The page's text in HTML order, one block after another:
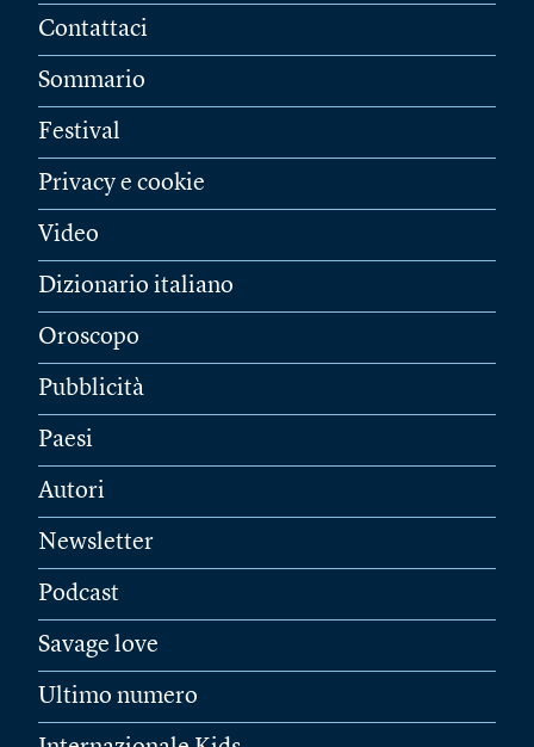
Contattaci
Sommario
Festival
Privacy e cookie
Video
Dizionario italiano
Oroscopo
Pubblicità
Paesi
Autori
Newsletter
Podcast
Savage love
Ultimo numero